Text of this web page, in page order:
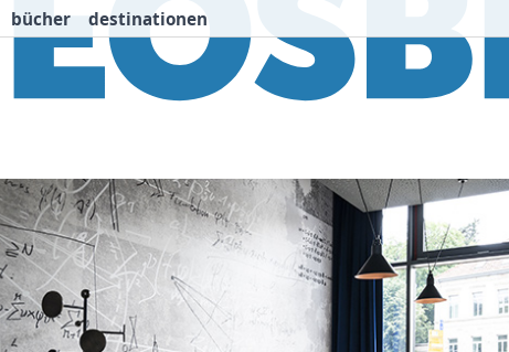
bücher destinationen
Inspiration Destinationen Über uns